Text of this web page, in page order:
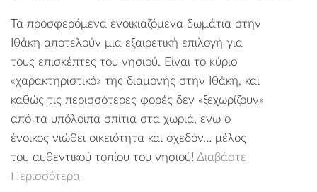
Τα προσφερόμενα ενοικιαζόμενα δωμάτια στην
Ιθάκη αποτελούν μια εξαιρετική επιλογή για
τους επισκέπτες του νησιού. Είναι το κύριο
«χαρακτηριστικό» της διαμονής στην Ιθάκη, και
καθώς τις περισσότερες φορές δεν «ξεχωρίζουν»
από τα υπόλοιπα σπίτια στα χωριά, ενώ ο
ένοικος νιώθει οικειότητα και σχεδόν… μέλος
του αυθεντικού τοπίου του νησιού! Διαβάστε
Περισσότερα